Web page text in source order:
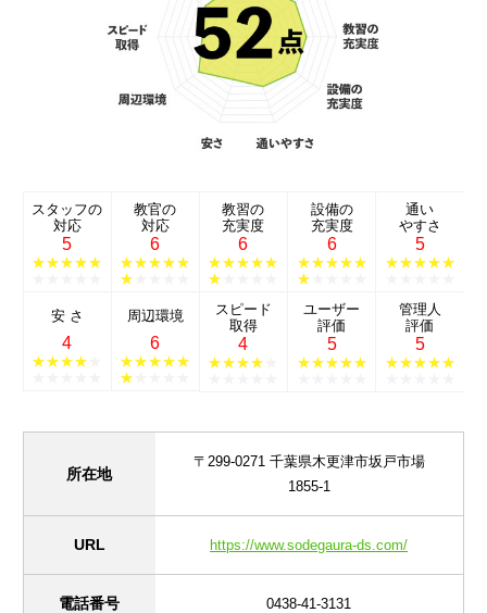
スタッフの
対応
5
★★★★★
教官の
対応
6
★★★★★
★
教習の
充実度
6
★★★★★
★
設備の
充実度
6
★★★★★
★
通い
やすさ
5
★★★★★
安 さ
4
★★★★
周辺環境
6
★★★★★
★
スピード
取得
4
★★★★
ユーザー
評価
5
★★★★★
管理人
評価
5
★★★★★
所在地
〒299-0271 千葉県木更津市坂戸市場
1855-1
URL https://www.sodegaura-ds.com/
電話番号 0438-41-3131